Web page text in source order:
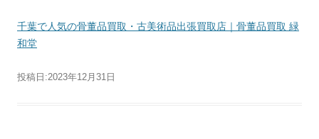
千葉で人気の骨董品買取・古美術品出張買取店｜骨董品買取 緑
和堂
投稿日:2023年12月31日